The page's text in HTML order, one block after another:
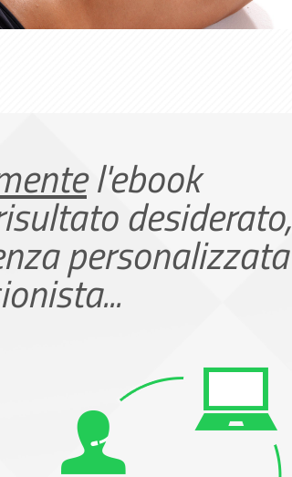
l'ebook
desiderato,
personalizzata